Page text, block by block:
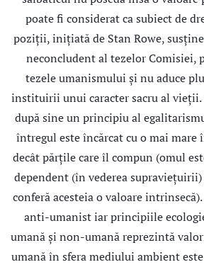
poate fi considerat ca subiect de
poziţii, iniţiată de Stan Rowe,
neconcludent al tezelor Comisiei,
tezele umanismului şi nu aduce
instituirii unui caracter sacru al vieţii.
după sine un principiu al
întregul este încărcat cu o mai mare
decât părţile care îl compun (omul
dependent (în vederea supravieţuirii)
conferă acesteia o valoare
anti-umanist iar principiile
umană şi non-umană reprezintă
umană în sfera mediului ambient